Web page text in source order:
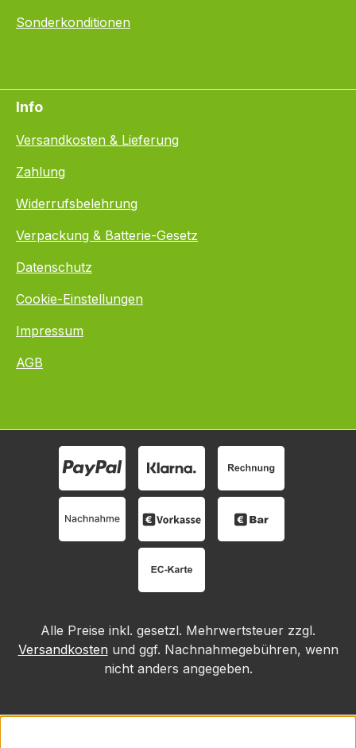
Sonderkonditionen
Info
Versandkosten & Lieferung
Zahlung
Widerrufsbelehrung
Verpackung & Batterie-Gesetz
Datenschutz
Cookie-Einstellungen
Impressum
AGB
Alle Preise inkl. gesetzl. Mehrwertsteuer zzgl.
Versandkosten und ggf. Nachnahmegebühren, wenn
nicht anders angegeben.